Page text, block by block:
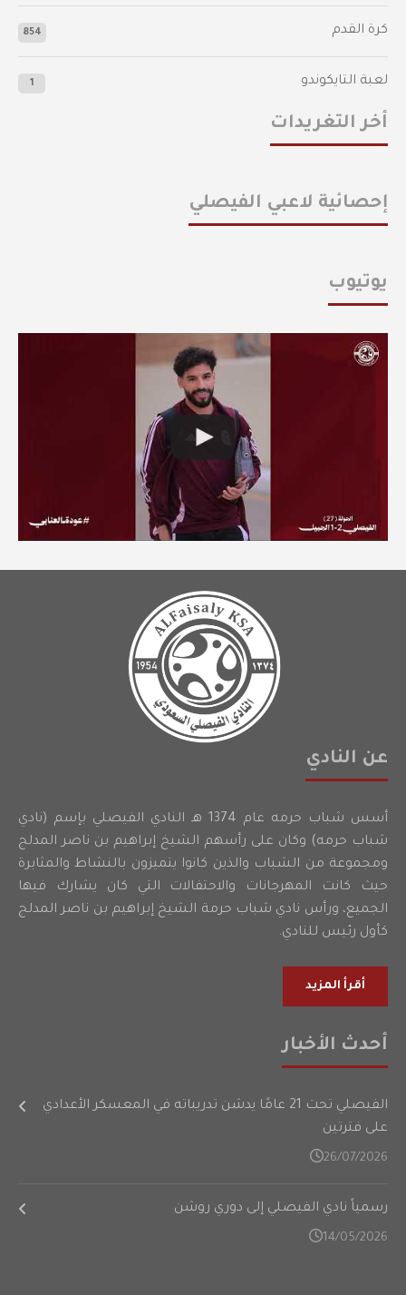
كرة القدم 854
لعبة التايكوندو 1
أخر التغريدات
إحصائية لاعبي الفيصلي
يوتيوب
عن النادي
أسس شباب حرمه عام 1374 هـ النادي الفيصلي بإسم (نادي
شباب حرمه) وكان على رأسهم الشيخ إبراهيم بن ناصر المدلج
ومجموعة من الشباب والذين كانوا يتميزون بالنشاط والمثابرة
حيث كانت المهرجانات والاحتفالات التي كان يشارك فيها
الجميع، ورأس نادي شباب حرمة الشيخ إبراهيم بن ناصر المدلج
كأول رئيس للنادي.
أقرأ المزيد
أحدث الأخبار
الفيصلي تحت 21 عامًا يدشن تدريباته في المعسكر الأعدادي
على فترتين
26/07/2026
رسمياً نادي الفيصلي إلى دوري روشن
14/05/2026